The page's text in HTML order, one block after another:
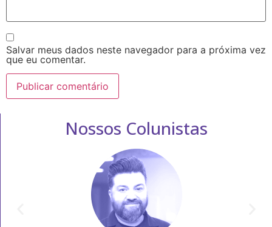
Salvar meus dados neste navegador para a próxima vez
que eu comentar.
Nossos Colunistas